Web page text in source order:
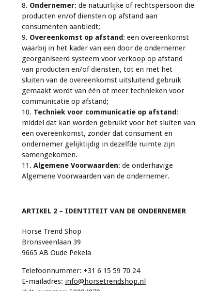
8. Ondernemer: de natuurlijke of rechtspersoon die
producten en/of diensten op afstand aan
consumenten aanbiedt;
9. Overeenkomst op afstand: een overeenkomst
waarbij in het kader van een door de ondernemer
georganiseerd systeem voor verkoop op afstand
van producten en/of diensten, tot en met het
sluiten van de overeenkomst uitsluitend gebruik
gemaakt wordt van één of meer technieken voor
communicatie op afstand;
10. Techniek voor communicatie op afstand:
middel dat kan worden gebruikt voor het sluiten van
een overeenkomst, zonder dat consument en
ondernemer gelijktijdig in dezelfde ruimte zijn
samengekomen.
11. Algemene Voorwaarden: de onderhavige
Algemene Voorwaarden van de ondernemer.
ARTIKEL 2 – IDENTITEIT VAN DE ONDERNEMER
Horse Trend Shop
Bronsveenlaan 39
9665 AB Oude Pekela
Telefoonnummer: +31 6 15 59 70 24
E-mailadres: info@horsetrendshop.nl